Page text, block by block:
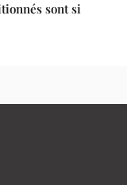
sont si